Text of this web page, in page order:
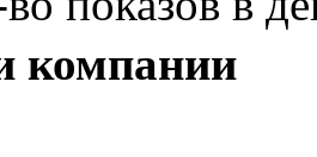
компании